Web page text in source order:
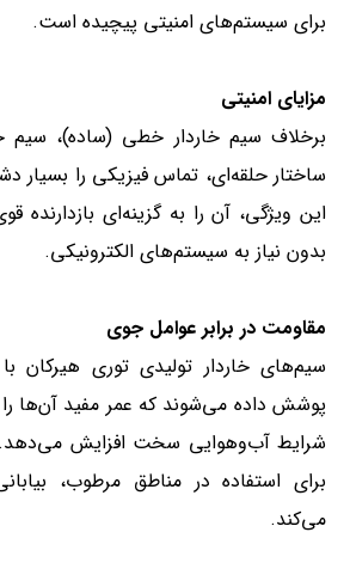
برای سیستم‌های امنیتی پیچیده است.
مزایای امنیتی
برخلاف سیم خاردار خطی (ساده)، سیم
ساختار حلقه‌ای، تماس فیزیکی را بسیار
این ویژگی، آن را به گزینه‌ای
بدون نیاز به سیستم‌های الکترونیکی.
مقاومت در برابر عوامل جوی
سیم‌های خاردار تولیدی توری هیرکان با
شرایط آب‌وهوایی سخت افزایش می‌دهد.
برای استفاده در مناطق مرطوب،
می‌کند.